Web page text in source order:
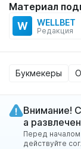
Материал
W
WELLBET
Редакция
Букмекеры
Внимание!
а
Перед
действуйте